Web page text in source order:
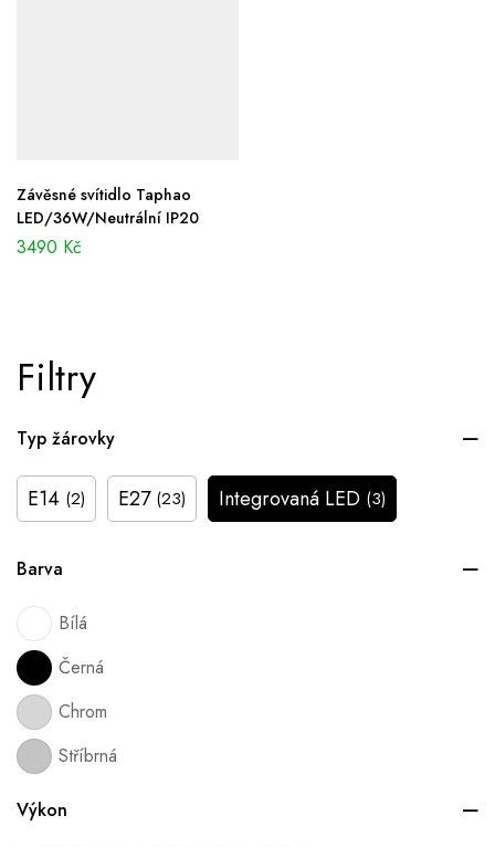
Filtry
Typ žárovky
E14 (2) E27 (23) Integrovaná LED (3)
Barva
Bílá
Černá
Chrom
Stříbrná
Výkon
Závěsné svítidlo Taphao
LED/36W/Neutrální IP20
3490 Kč